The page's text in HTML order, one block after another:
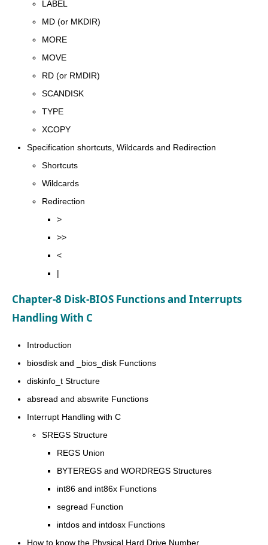
LABEL
MD (or MKDIR)
MORE
MOVE
RD (or RMDIR)
SCANDISK
TYPE
XCOPY
Specification shortcuts, Wildcards and Redirection
Shortcuts
Wildcards
Redirection
>
>>
<
|
Chapter-8 Disk-BIOS Functions and Interrupts
Handling With C
Introduction
biosdisk and _bios_disk Functions
diskinfo_t Structure
absread and abswrite Functions
Interrupt Handling with C
SREGS Structure
REGS Union
BYTEREGS and WORDREGS Structures
int86 and int86x Functions
segread Function
intdos and intdosx Functions
How to know the Physical Hard Drive Number